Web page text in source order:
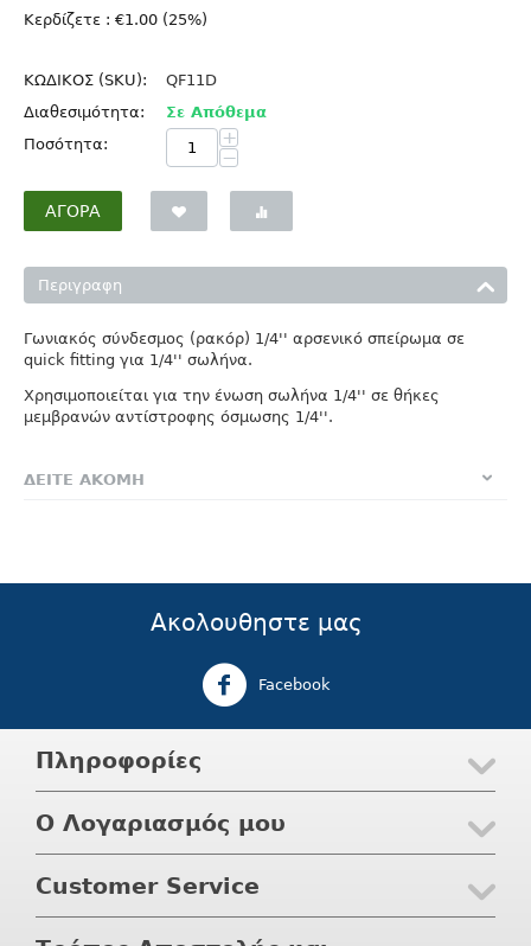
Κερδίζετε : €1.00 (25%)
ΚΩΔΙΚΟΣ (SKU):
QF11D
Διαθεσιμότητα:
Σε Απόθεμα
Ποσότητα:
+
−
ΑΓΟΡΆ
Περιγραφη
Γωνιακός σύνδεσμος (ρακόρ) 1/4'' αρσενικό σπείρωμα σε
quick fitting για 1/4'' σωλήνα.
Χρησιμοποιείται για την ένωση σωλήνα 1/4'' σε θήκες
μεμβρανών αντίστροφης όσμωσης 1/4''.
ΔΕΙΤΕ ΑΚΟΜΗ
Ακολουθηστε μας
Facebook
Πληροφορίες
Ο Λογαριασμός μου
Customer Service